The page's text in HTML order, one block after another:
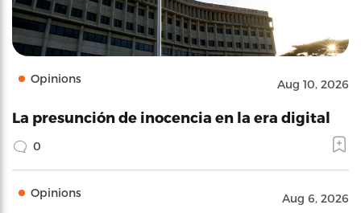
Opinions Aug 10, 2026
La presunción de inocencia en la era digital
0
Opinions Aug 6, 2026